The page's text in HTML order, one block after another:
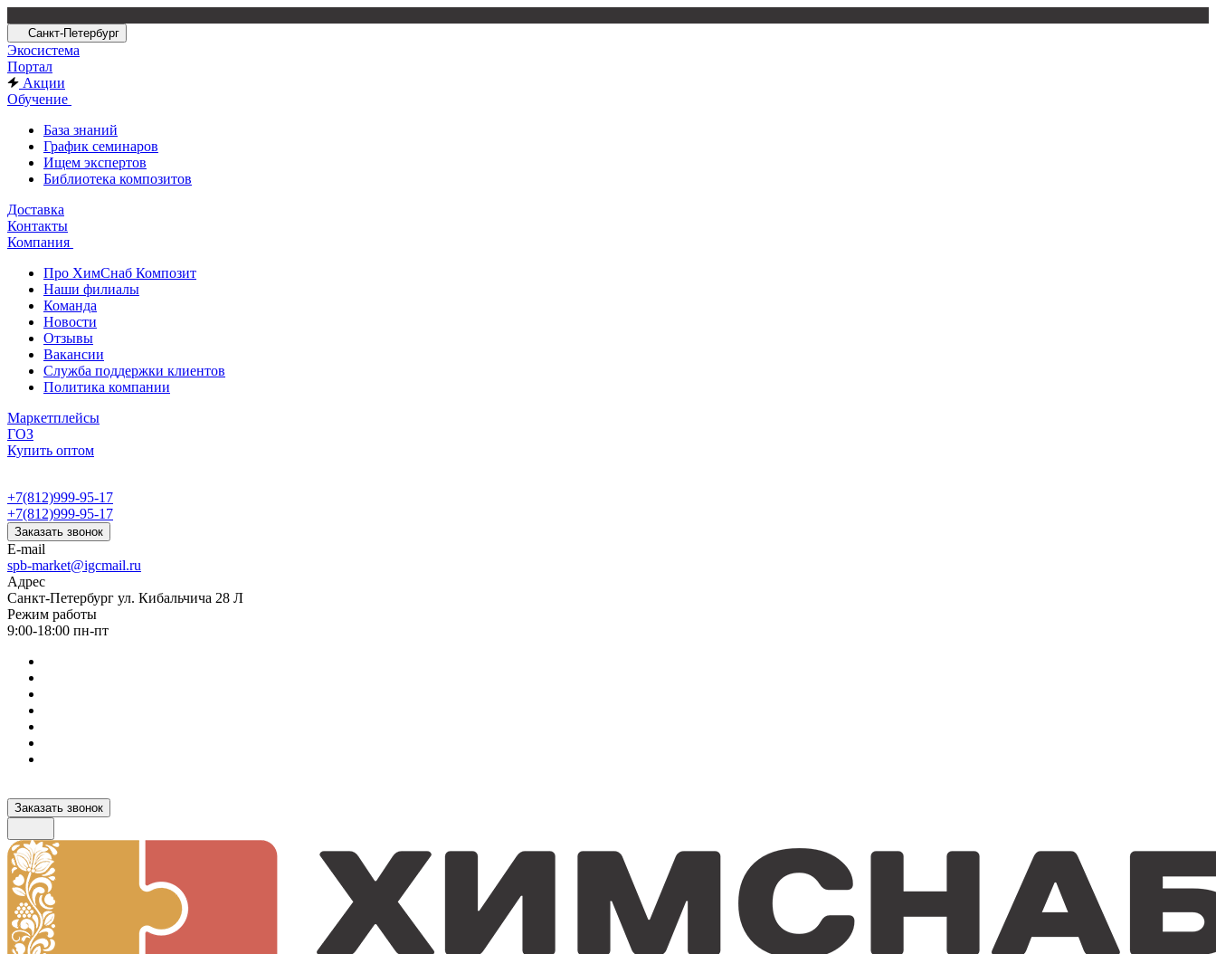
Санкт-Петербург
Экосистема
Портал
Акции
Обучение
База знаний
График семинаров
Ищем экспертов
Библиотека композитов
Доставка
Контакты
Компания
Про ХимСнаб Композит
Наши филиалы
Команда
Новости
Отзывы
Вакансии
Служба поддержки клиентов
Политика компании
Маркетплейсы
ГОЗ
Купить оптом
+7(812)999-95-17
+7(812)999-95-17
Заказать звонок
E-mail
spb-market@igcmail.ru
Адрес
Санкт-Петербург ул. Кибальчича 28 Л
Режим работы
9:00-18:00 пн-пт
Заказать звонок